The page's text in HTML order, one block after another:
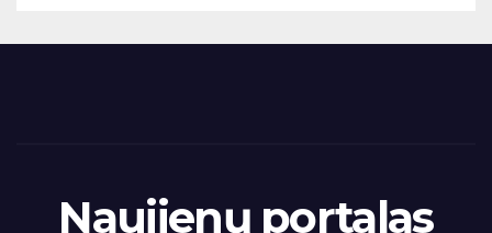
Naujienų portalas